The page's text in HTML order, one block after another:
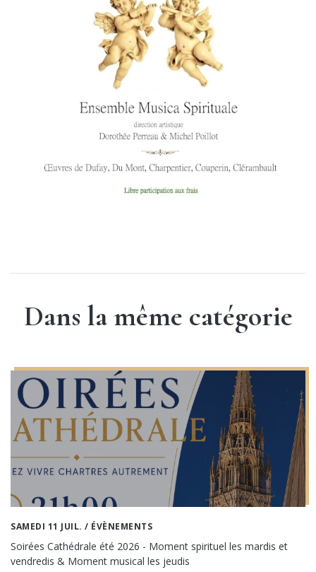
Dans la même catégorie
SAMEDI 11 JUIL. / ÉVÈNEMENTS
Soirées Cathédrale été 2026 - Moment spirituel les mardis et
vendredis & Moment musical les jeudis